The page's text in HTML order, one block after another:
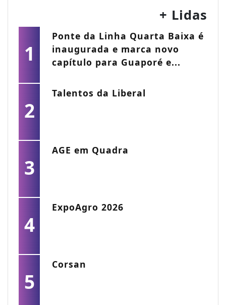
+ Lidas
1
Ponte da Linha Quarta Baixa é
inaugurada e marca novo
capítulo para Guaporé e...
2
Talentos da Liberal
3
AGE em Quadra
4
ExpoAgro 2026
5
Corsan